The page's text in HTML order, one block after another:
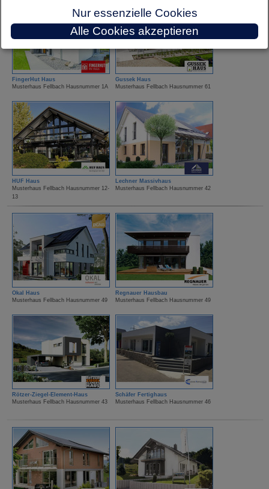
FingerHut Haus
Musterhaus Fellbach Hausnummer 1A
Gussek Haus
Musterhaus Fellbach Hausnummer 61
HUF Haus
Musterhaus Fellbach Hausnummer 12-
13
Lechner Massivhaus
Musterhaus Fellbach Hausnummer 42
Okal Haus
Musterhaus Fellbach Hausnummer 49
Regnauer Hausbau
Musterhaus Fellbach Hausnummer 49
Rötzer-Ziegel-Element-Haus
Musterhaus Fellbach Hausnummer 43
Schäfer Fertighaus
Musterhaus Fellbach Hausnummer 46
Nur essenzielle Cookies
Alle Cookies akzeptieren